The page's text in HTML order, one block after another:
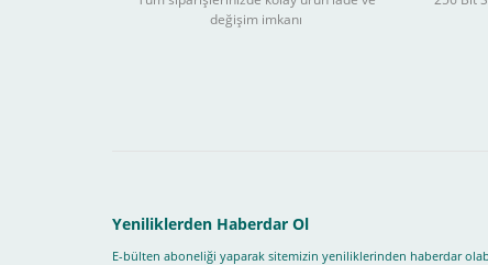
Sitemizden yapacağınız tüm alışverişlerde aşağıdaki
değişim imkanı
Yeniliklerden Haberdar Ol
E-bülten aboneliği yaparak sitemizin yeniliklerinden haberdar